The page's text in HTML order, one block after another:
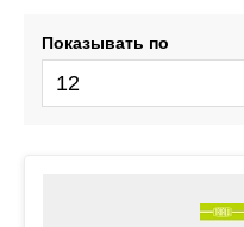
Показывать по